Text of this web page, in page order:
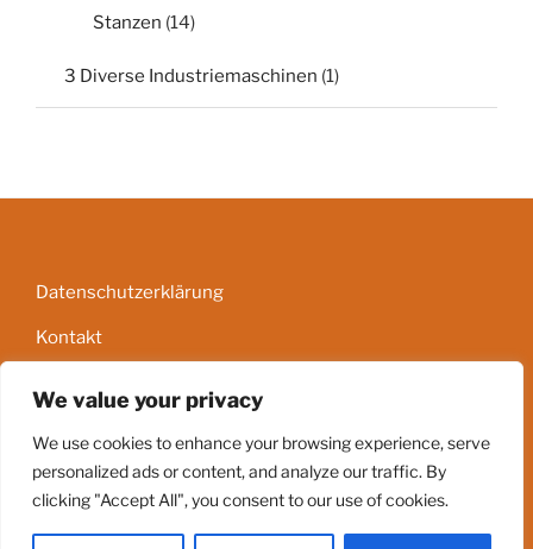
We value your privacy
We use cookies to enhance your browsing experience, serve
personalized ads or content, and analyze our traffic. By
clicking "Accept All", you consent to our use of cookies.
Stanzen (14)
3 Diverse Industriemaschinen (1)
Datenschutzerklärung
Kontakt